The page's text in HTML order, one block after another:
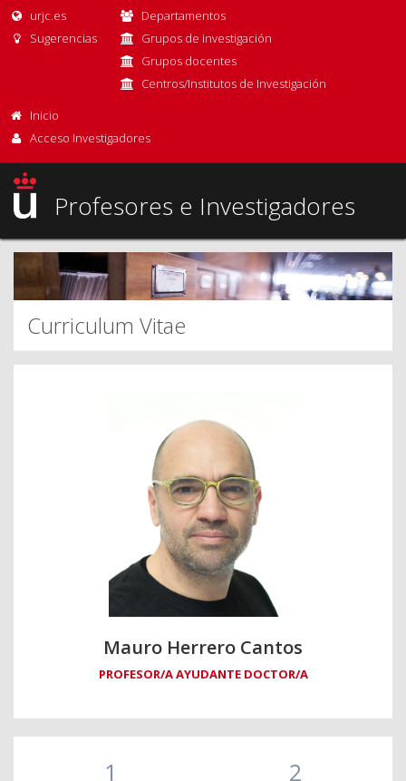
urjc.es
Sugerencias
Departamentos
Grupos de investigación
Grupos docentes
Centros/Institutos de Investigación
Inicio
Acceso Investigadores
Profesores e Investigadores
Curriculum Vitae
Mauro Herrero Cantos
PROFESOR/A AYUDANTE DOCTOR/A
1 2